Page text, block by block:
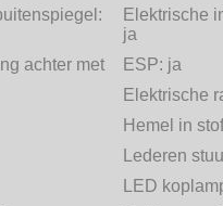
Elektrische
ja
achter met
ESP: ja
Elektrische
Hemel in
Lederen
LED